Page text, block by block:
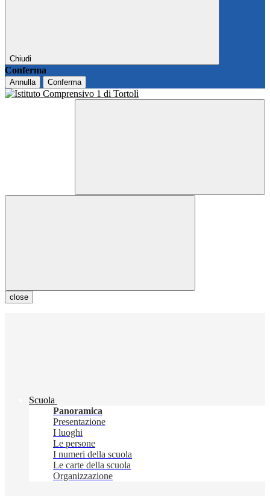
Chiudi
Conferma
Annulla Conferma
close
Scuola
Panoramica
Presentazione
I luoghi
Le persone
I numeri della scuola
Le carte della scuola
Organizzazione